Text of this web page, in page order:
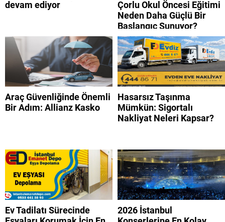
devam ediyor
Çorlu Okul Öncesi Eğitimi
Neden Daha Güçlü Bir
Başlangıç Sunuyor?
Araç Güvenliğinde Önemli
Bir Adım: Allianz Kasko
Hasarsız Taşınma
Mümkün: Sigortalı
Nakliyat Neleri Kapsar?
Ev Tadilatı Sürecinde
2026 İstanbul